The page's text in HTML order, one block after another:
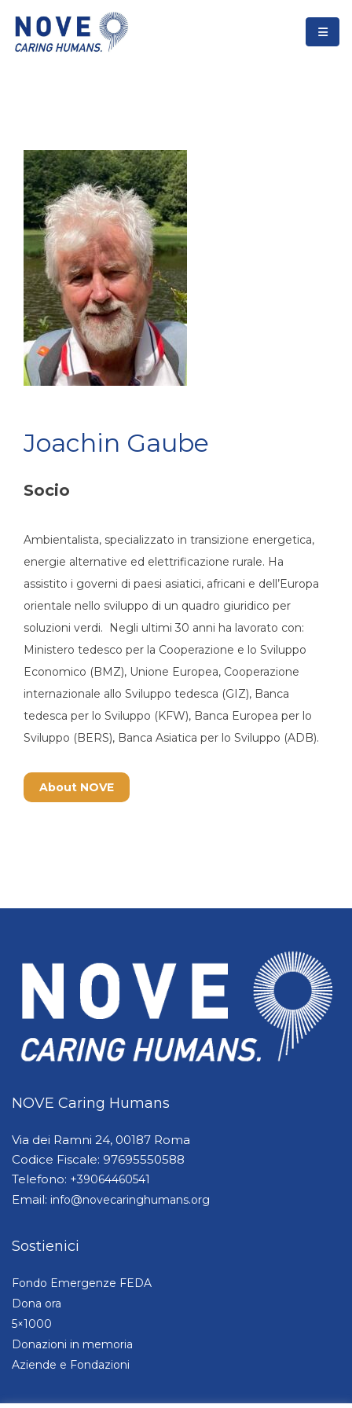
Joachin Gaube
Socio
Ambientalista, specializzato in transizione energetica,
energie alternative ed elettrificazione rurale. Ha
assistito i governi di paesi asiatici, africani e dell’Europa
orientale nello sviluppo di un quadro giuridico per
soluzioni verdi. Negli ultimi 30 anni ha lavorato con:
Ministero tedesco per la Cooperazione e lo Sviluppo
Economico (BMZ), Unione Europea, Cooperazione
internazionale allo Sviluppo tedesca (GIZ), Banca
tedesca per lo Sviluppo (KFW), Banca Europea per lo
Sviluppo (BERS), Banca Asiatica per lo Sviluppo (ADB).
About NOVE
NOVE Caring Humans
Via dei Ramni 24, 00187 Roma
Codice Fiscale: 97695550588
Telefono: +39064460541
Email: info@novecaringhumans.org
Sostienici
Fondo Emergenze FEDA
Dona ora
5×1000
Donazioni in memoria
Aziende e Fondazioni